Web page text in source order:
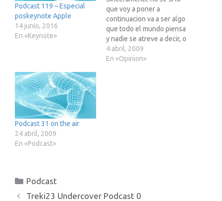
Podcast 119 – Especial
poskeynote Apple
14 junio, 2016
En «Keynote»
que voy a poner a
continuacion va a ser algo
que todo el mundo piensa
y nadie se atreve a decir, o
bien algo que me va a
hacer quedar como un
4 abril, 2009
En «Opinion»
Podcast 31 on the air
24 abril, 2009
En «Podcast»
Categorías
Podcast
Treki23 Undercover Podcast 0